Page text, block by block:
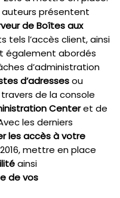
auteurs présentent
de Boîtes aux
tels l’accès client, ainsi
également abordés
d’administration
d’adressesou
de la console
Centeret de
les derniers
les accès à votre
mettre en place
ainsi
de vos